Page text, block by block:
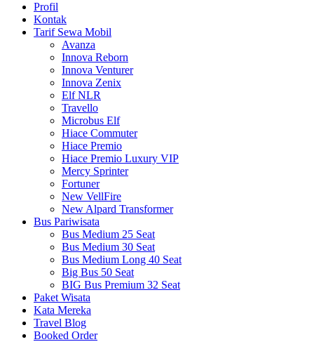
Profil
Kontak
Tarif Sewa Mobil
Avanza
Innova Reborn
Innova Venturer
Innova Zenix
Elf NLR
Travello
Microbus Elf
Hiace Commuter
Hiace Premio
Hiace Premio Luxury VIP
Mercy Sprinter
Fortuner
New VellFire
New Alpard Transformer
Bus Pariwisata
Bus Medium 25 Seat
Bus Medium 30 Seat
Bus Medium Long 40 Seat
Big Bus 50 Seat
BIG Bus Premium 32 Seat
Paket Wisata
Kata Mereka
Travel Blog
Booked Order